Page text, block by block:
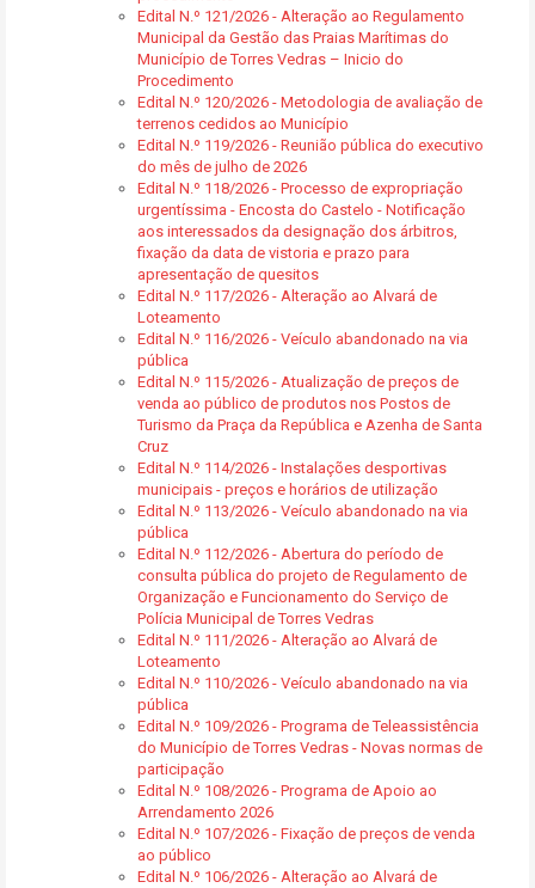
Edital N.º 121/2026 - Alteração ao Regulamento
Municipal da Gestão das Praias Marítimas do
Município de Torres Vedras – Inicio do
Procedimento
Edital N.º 120/2026 - Metodologia de avaliação de
terrenos cedidos ao Município
Edital N.º 119/2026 - Reunião pública do executivo
do mês de julho de 2026
Edital N.º 118/2026 - Processo de expropriação
urgentíssima - Encosta do Castelo - Notificação
aos interessados da designação dos árbitros,
fixação da data de vistoria e prazo para
apresentação de quesitos
Edital N.º 117/2026 - Alteração ao Alvará de
Loteamento
Edital N.º 116/2026 - Veículo abandonado na via
pública
Edital N.º 115/2026 - Atualização de preços de
venda ao público de produtos nos Postos de
Turismo da Praça da República e Azenha de Santa
Cruz
Edital N.º 114/2026 - Instalações desportivas
municipais - preços e horários de utilização
Edital N.º 113/2026 - Veículo abandonado na via
pública
Edital N.º 112/2026 - Abertura do período de
consulta pública do projeto de Regulamento de
Organização e Funcionamento do Serviço de
Polícia Municipal de Torres Vedras
Edital N.º 111/2026 - Alteração ao Alvará de
Loteamento
Edital N.º 110/2026 - Veículo abandonado na via
pública
Edital N.º 109/2026 - Programa de Teleassistência
do Município de Torres Vedras - Novas normas de
participação
Edital N.º 108/2026 - Programa de Apoio ao
Arrendamento 2026
Edital N.º 107/2026 - Fixação de preços de venda
ao público
Edital N.º 106/2026 - Alteração ao Alvará de